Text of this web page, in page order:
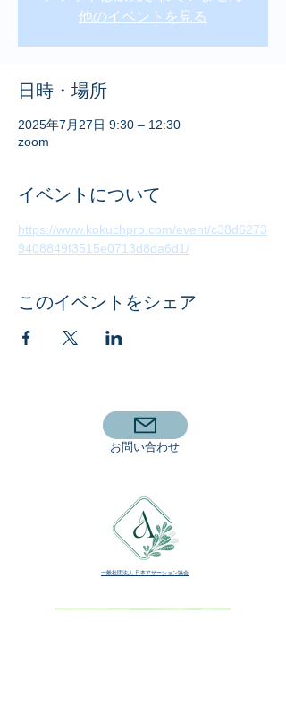
他のイベントを見る
日時・場所
2025年7月27日 9:30 – 12:30
zoom
イベントについて
https://www.kokuchpro.com/event/c38d6273
9408849f3515e0713d8da6d1/
このイベントをシェア
​お問い合わせ
​一般社団法人 日本アサーション協会